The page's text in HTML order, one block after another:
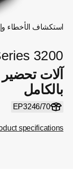
استكشاف الأخطاء
3200
آلات تحضير
بالكامل
EP3246/70
specifications